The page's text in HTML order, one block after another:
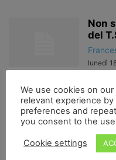
Non
del
lunedì
martedì
We use cookies on
relevant experience
preferences and
you consent to the
Cookie settings